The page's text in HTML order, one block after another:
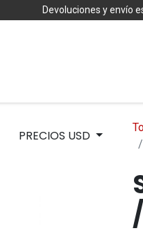
Devoluciones y envío
PRECIOS USD